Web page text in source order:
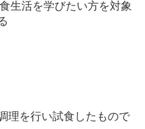
生活を学びたい方を対象
理を行い試食したもので